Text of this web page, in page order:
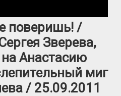
поверишь! /
Зверева,
Анастасию
миг
/ 25.09.2011